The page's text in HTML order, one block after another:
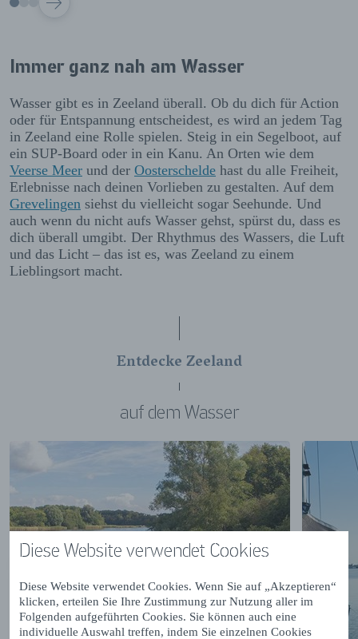
Diese Website verwendet Cookies
Diese Website verwendet Cookies. Wenn Sie auf „Akzeptieren“
klicken, erteilen Sie Ihre Zustimmung zur Nutzung aller im
Folgenden aufgeführten Cookies. Sie können auch eine
individuelle Auswahl treffen, indem Sie einzelnen Cookies
VOLGENDE
Immer ganz nah am Wasser
Wasser gibt es in Zeeland überall. Ob du dich für Action
oder für Entspannung entscheidest, es wird an jedem Tag
in Zeeland eine Rolle spielen. Steig in ein Segelboot, auf
ein SUP-Board oder in ein Kanu. An Orten wie dem
Veerse Meer und der Oosterschelde hast du alle Freiheit,
Erlebnisse nach deinen Vorlieben zu gestalten. Auf dem
Grevelingen siehst du vielleicht sogar Seehunde. Und
auch wenn du nicht aufs Wasser gehst, spürst du, dass es
dich überall umgibt. Der Rhythmus des Wassers, die Luft
und das Licht – das ist es, was Zeeland zu einem
Lieblingsort macht.
Entdecke Zeeland
auf dem Wasser